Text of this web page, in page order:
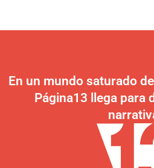
En un mundo saturado
Página13 llega para